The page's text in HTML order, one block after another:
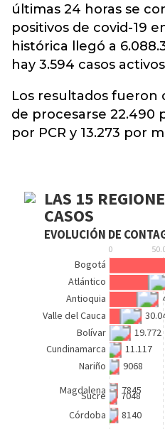
últimas 24 horas se
positivos de covid-19
histórica llegó a
hay 3.594 casos
Los resultados fueron
de procesarse 22.490
por PCR y 13.273 por